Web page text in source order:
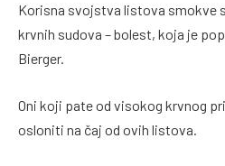
Korisna svojstva listova smokve
krvnih sudova – bolest, koja je
Bierger.
Oni koji pate od visokog krvnog
osloniti na čaj od ovih listova.